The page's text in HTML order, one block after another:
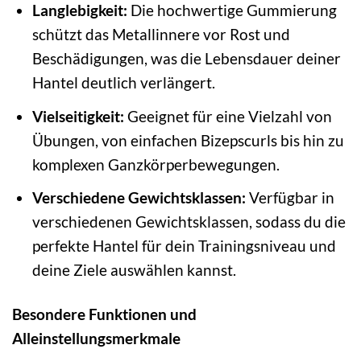
Langlebigkeit: Die hochwertige Gummierung
schützt das Metallinnere vor Rost und
Beschädigungen, was die Lebensdauer deiner
Hantel deutlich verlängert.
Vielseitigkeit: Geeignet für eine Vielzahl von
Übungen, von einfachen Bizepscurls bis hin zu
komplexen Ganzkörperbewegungen.
Verschiedene Gewichtsklassen: Verfügbar in
verschiedenen Gewichtsklassen, sodass du die
perfekte Hantel für dein Trainingsniveau und
deine Ziele auswählen kannst.
Besondere Funktionen und
Alleinstellungsmerkmale